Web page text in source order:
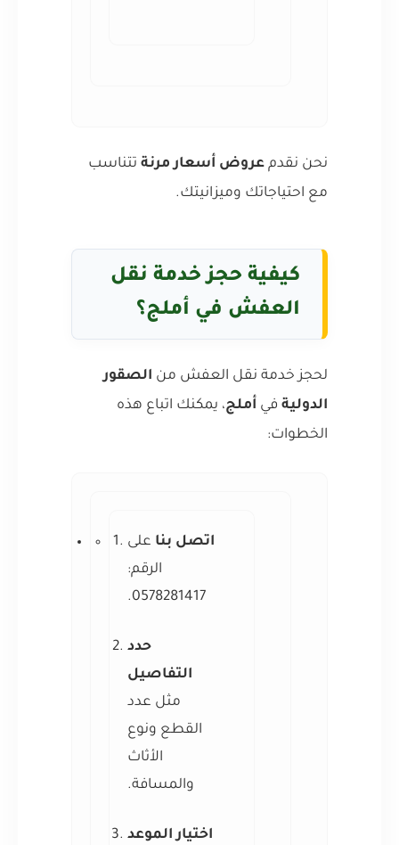
نحن نقدم عروض أسعار مرنة تتناسب
مع احتياجاتك وميزانيتك.
كيفية حجز خدمة نقل
العفش في أملج؟
لحجز خدمة نقل العفش من الصقور
الدولية في أملج، يمكنك اتباع هذه
الخطوات:
اتصل بنا على
الرقم:
0578281417.
حدد
التفاصيل
مثل عدد
القطع ونوع
الأثاث
والمسافة.
اختيار الموعد